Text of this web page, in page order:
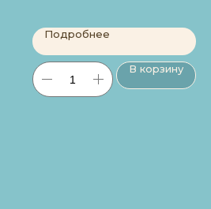
Подробнее
В корзину